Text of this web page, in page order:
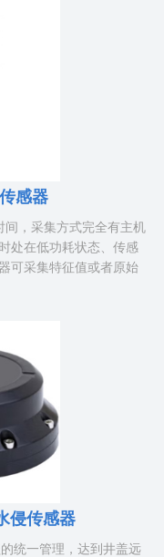
感器
间，采集方式完全有主机
处在低功耗状态、传感
可采集特征值或者原始
侵传感器
统一管理，达到井盖远